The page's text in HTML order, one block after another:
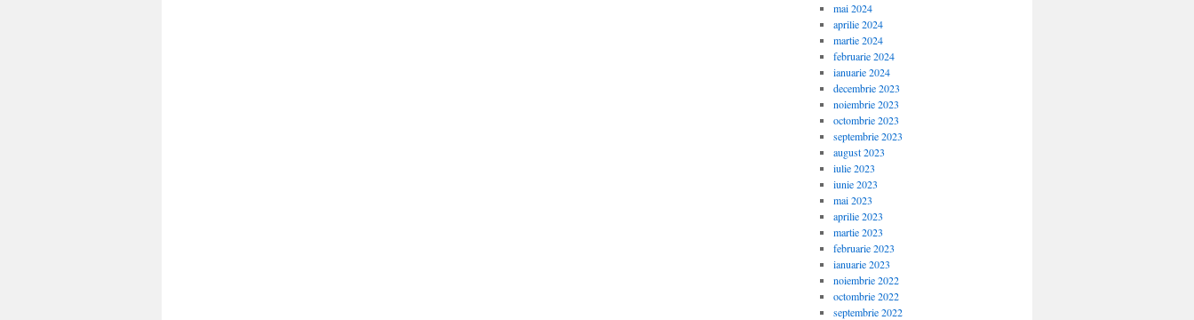
mai 2024
aprilie 2024
martie 2024
februarie 2024
ianuarie 2024
decembrie 2023
noiembrie 2023
octombrie 2023
septembrie 2023
august 2023
iulie 2023
iunie 2023
mai 2023
aprilie 2023
martie 2023
februarie 2023
ianuarie 2023
noiembrie 2022
octombrie 2022
septembrie 2022